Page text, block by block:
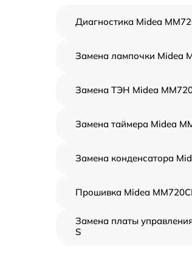
Диагностика Midea
Замена лампочки Midea
Замена ТЭН Midea
Замена таймера Midea
Замена конденсатора
Прошивка Midea
Замена платы
S